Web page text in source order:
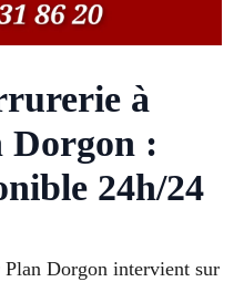
à
Dorgon :
24h/24
Plan Dorgon intervient sur